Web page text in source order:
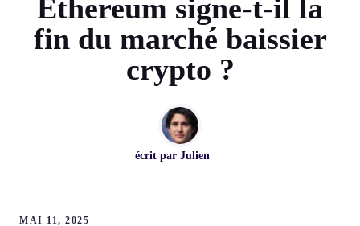
Ethereum signe-t-il la
fin du marché baissier
crypto ?
écrit par Julien
MAI 11, 2025